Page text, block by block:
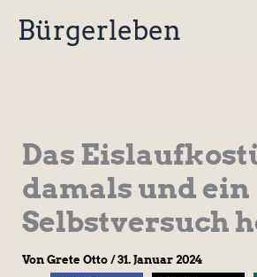
InhaltBürgerleben
Das
damals und ein
Selbstversuch
Von Grete Otto /31. Januar 2024